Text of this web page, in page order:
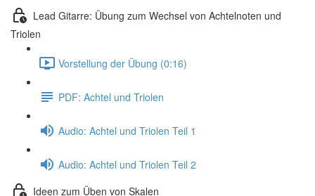
Lead Gitarre: Übung zum Wechsel von Achtelnoten und
Triolen
Vorstellung der Übung (0:16)
PDF: Achtel und Triolen
Audio: Achtel und Triolen Teil 1
Audio: Achtel und Triolen Teil 2
Ideen zum Üben von Skalen